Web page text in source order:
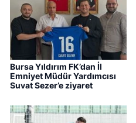
Bursa Yıldırım FK’dan İl
Emniyet Müdür Yardımcısı
Suvat Sezer’e ziyaret